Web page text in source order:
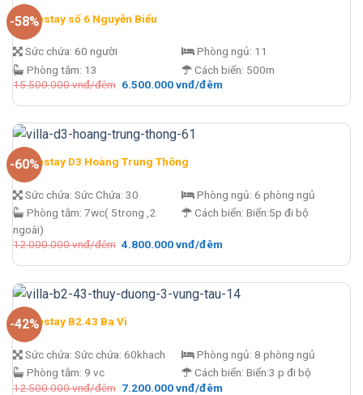
-58%
Homestay số 6 Nguyễn Biểu
Sức chứa: 60 người
Phòng tắm: 13
Phòng ngủ: 11
Cách biển: 500m
15.500.000vnđ/đêm Giá
là:
đêm.
6.500.000vnđ/đêmGiá
tại
6.500.000 vnđ/
-60%
Homestay D3 Hoàng Trung Thông
Sức chứa: Sức Chứa: 30
Phòng tắm: 7wc( 5trong ,2
ngoài)
Phòng ngủ: 6 phòng ngủ
Cách biển: Biển:5p đi bộ
12.000.000vnđ/đêm Giá
là:
đêm.
4.800.000vnđ/đêmGiá
tại
4.800.000 vnđ/
đêm.
-42%
Homestay B2.43 Ba Vì
Sức chứa: Sức chứa: 60khach
Phòng tắm: 9 vc
Phòng ngủ: 8 phòng ngủ
Cách biển: Biển:3 p đi bộ
12.500.000vnđ/đêm Giá
7.200.000vnđ/đêmGiá